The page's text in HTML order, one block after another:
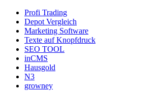
Profi Trading
Depot Vergleich
Marketing Software
Texte auf Knopfdruck
SEO TOOL
inCMS
Hausgold
N3
growney